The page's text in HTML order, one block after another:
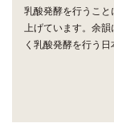
乳酸発酵を行うこと
上げています。余
く乳酸発酵を行う